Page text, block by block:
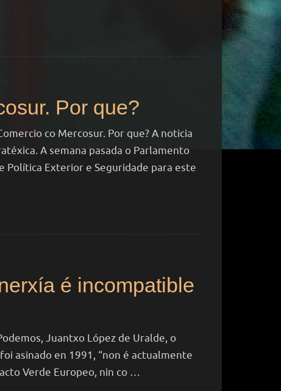
Por que?
co Mercosur. Por que? A noticia
A semana pasada o Parlamento
Política Exterior e Seguridade para este
é incompatible
Juantxo López de Uralde, o
asinado en 1991, “non é actualmente
Verde Europeo, nin co …